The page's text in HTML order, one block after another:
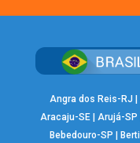
Angra dos Reis-RJ
Aracaju-SE |Arujá-SP
Bebedouro-SP